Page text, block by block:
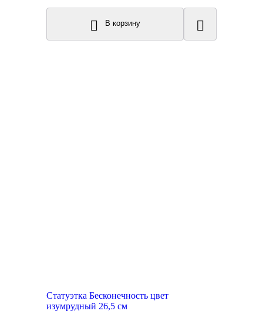
В корзину
Статуэтка Бесконечность цвет
изумрудный 26,5 см